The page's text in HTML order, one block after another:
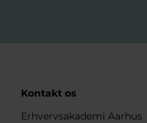
Kontakt os
Erhvervsakademi Aarhus